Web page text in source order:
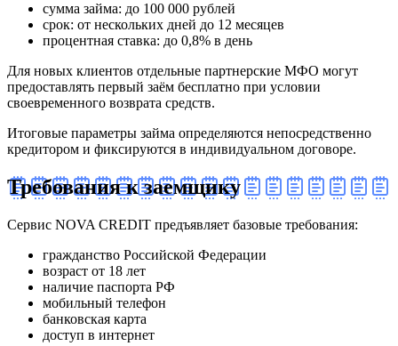
сумма займа: до 100 000 рублей
срок: от нескольких дней до 12 месяцев
процентная ставка: до 0,8% в день
Для новых клиентов отдельные партнерские МФО могут
предоставлять первый заём бесплатно при условии
своевременного возврата средств.
Итоговые параметры займа определяются непосредственно
кредитором и фиксируются в индивидуальном договоре.
Требования к заемщику
Сервис NOVA CREDIT предъявляет базовые требования:
гражданство Российской Федерации
возраст от 18 лет
наличие паспорта РФ
мобильный телефон
банковская карта
доступ в интернет